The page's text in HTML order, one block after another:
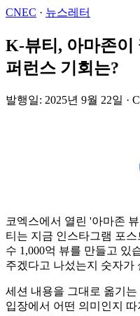
CNEC · 뉴스레터
K-뷰티, 아마존이
퍼런스 기회는?
발행일: 2025년 9월 22일 ·
코엑스에서 열린 '아마존
티는 지금 인스타그램 포스
수 1,000억 뷰를 만들고 있
주겠다고 나섰는지 숫자가
세션 내용을 그대로 옮기
입장에서 어떤 의미인지